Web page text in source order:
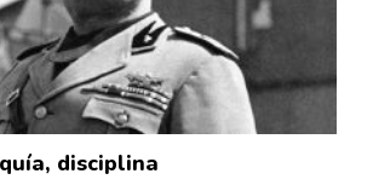
disciplina